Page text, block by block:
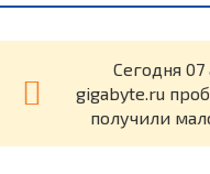
Cегодня
gigabyte.ru
получили